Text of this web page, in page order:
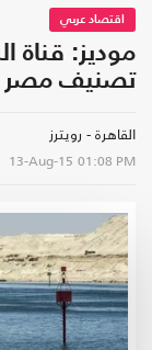
اقتصاد عربي
موديز: قناة
تصنيف مصر
القاهرة - رويترز
13-Aug-15 01:08 PM